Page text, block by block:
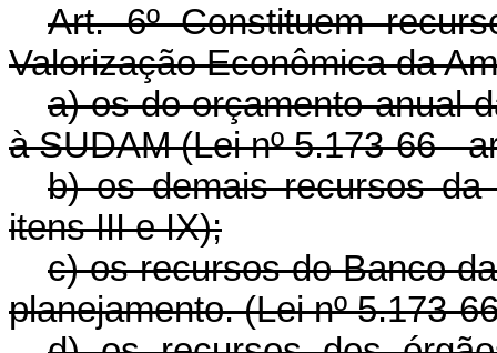
Art. 6º Constituem
Valorização Econômica da
a) os do orçamento anual
à SUDAM (Lei nº 5.173-66 -
b) os demais recursos
itens III e IX);
c) os recursos do Banco
planejamento. (Lei nº 5.173-